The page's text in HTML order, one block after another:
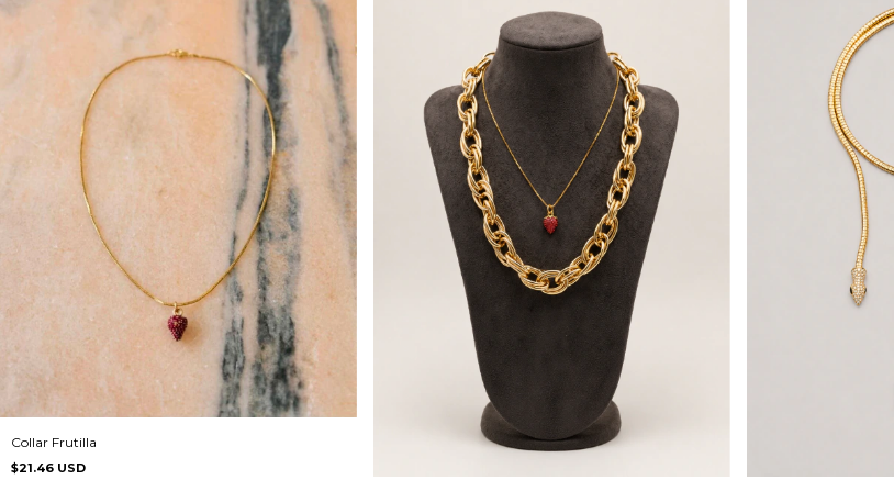
Collar Frutilla
$21.46 USD